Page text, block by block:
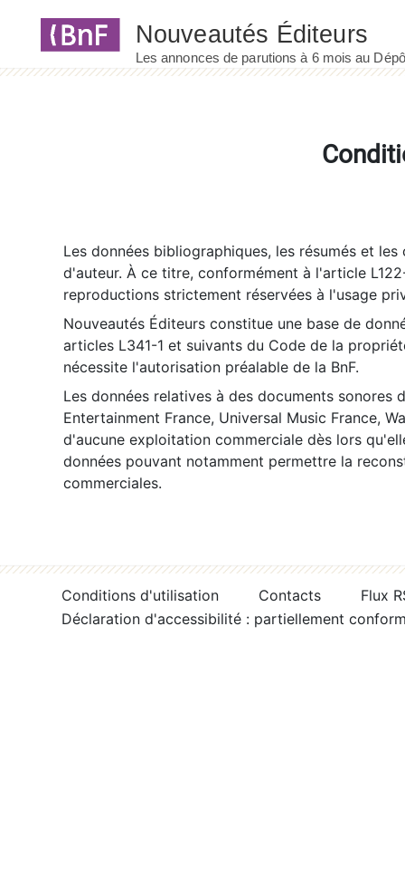
Les données bibliographiques, les résumés et
d'auteur. À ce titre, conformément à l'article
reproductions strictement réservées à l'usage
Nouveautés Éditeurs constitue une base de
articles L341-1 et suivants du Code de la
nécessite l'autorisation préalable de la BnF.
Les données relatives à des documents sonores
Entertainment France, Universal Music France,
d'aucune exploitation commerciale dès lors
données pouvant notamment permettre la
commerciales.
Conditions d'utilisation Contacts
Flux
Déclaration d'accessibilité : partiellement